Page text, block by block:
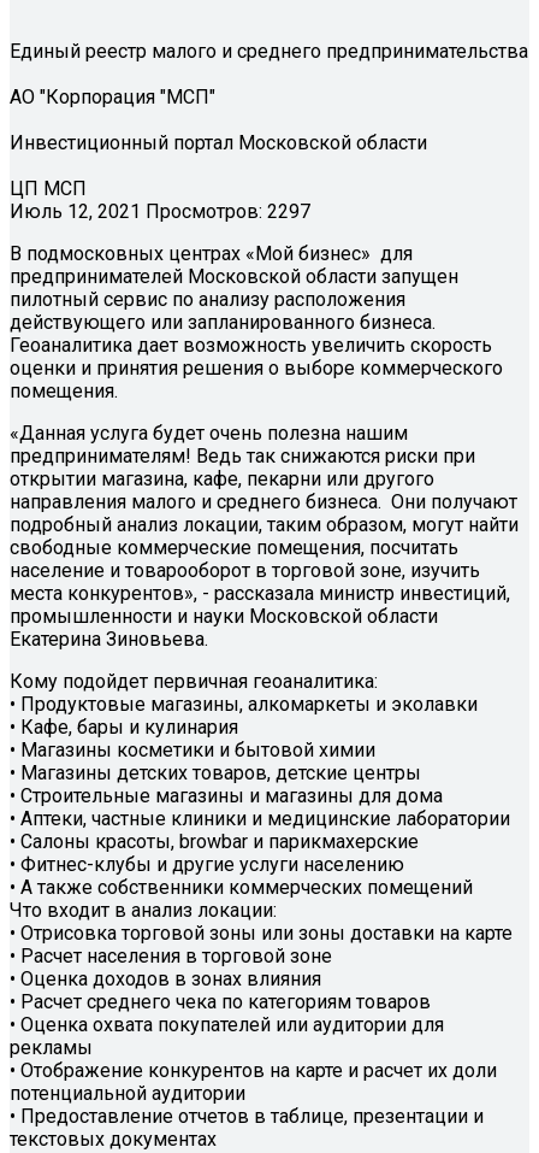
Единый реестр малого и среднего предпринимательства
АО "Корпорация "МСП"
Инвестиционный портал Московской области
ЦП МСП
Июль 12, 2021 Просмотров: 2297
В подмосковных центрах «Мой бизнес» для
предпринимателей Московской области запущен
пилотный сервис по анализу расположения
действующего или запланированного бизнеса.
Геоаналитика дает возможность увеличить скорость
оценки и принятия решения о выборе коммерческого
помещения.
«Данная услуга будет очень полезна нашим
предпринимателям! Ведь так снижаются риски при
открытии магазина, кафе, пекарни или другого
направления малого и среднего бизнеса. Они получают
подробный анализ локации, таким образом, могут найти
свободные коммерческие помещения, посчитать
население и товарооборот в торговой зоне, изучить
места конкурентов», - рассказала министр инвестиций,
промышленности и науки Московской области
Екатерина Зиновьева.
Кому подойдет первичная геоаналитика:
• Продуктовые магазины, алкомаркеты и эколавки
• Кафе, бары и кулинария
• Магазины косметики и бытовой химии
• Магазины детских товаров, детские центры
• Строительные магазины и магазины для дома
• Аптеки, частные клиники и медицинские лаборатории
• Салоны красоты, browbar и парикмахерские
• Фитнес-клубы и другие услуги населению
• А также собственники коммерческих помещений
Что входит в анализ локации:
• Отрисовка торговой зоны или зоны доставки на карте
• Расчет населения в торговой зоне
• Оценка доходов в зонах влияния
• Расчет среднего чека по категориям товаров
• Оценка охвата покупателей или аудитории для
рекламы
• Отображение конкурентов на карте и расчет их доли
потенциальной аудитории
• Предоставление отчетов в таблице, презентации и
текстовых документах